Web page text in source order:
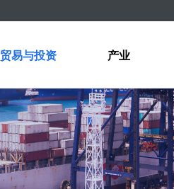
贸易与投资 产业